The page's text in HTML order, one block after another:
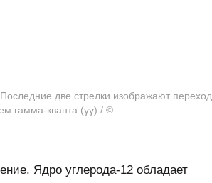
две стрелки изображают переход
гамма-кванта (γγ) / ©
Ядро углерода-12 обладает